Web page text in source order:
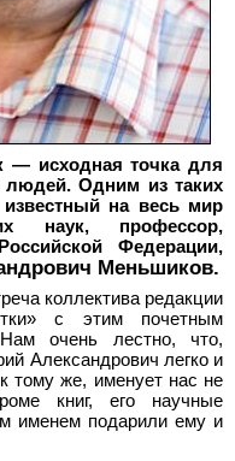
— исходная точка для
людей. Одним из таких
известный на весь мир
наук, профессор,
Федерации,
Меньшиков.
коллектива редакции
с этим почетным
очень лестно, что,
Александрович легко и
тому же, именует нас не
книг, его научные
именем подарили ему и